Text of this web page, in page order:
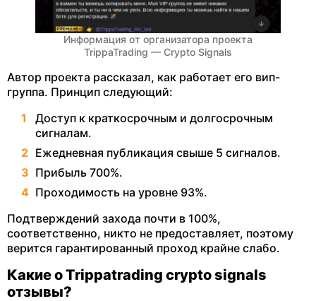
Информация от организатора проекта
TrippaTrading — Crypto Signals
Автор проекта рассказал, как работает его вип-
группа. Принцип следующий:
Доступ к краткосрочным и долгосрочным
сигналам.
Ежедневная публикация свыше 5 сигналов.
Прибыль 700%.
Проходимость на уровне 93%.
Подтверждений захода почти в 100%,
соответственно, никто не предоставляет, поэтому
верится гарантированный проход крайне слабо.
Какие о Trippatrading crypto signals
отзывы?